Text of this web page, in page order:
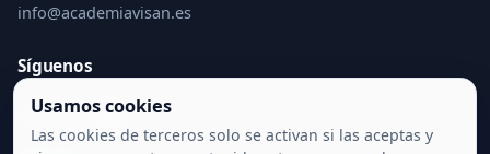
info@academiavisan.es
Síguenos
Usamos cookies
Las cookies de terceros solo se activan si las aceptas y